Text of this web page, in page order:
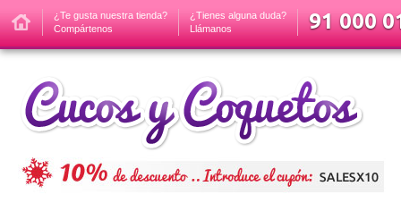
¿Te gusta nuestra tienda?
Compártenos
¿Tienes alguna duda?
Llámanos
91 000